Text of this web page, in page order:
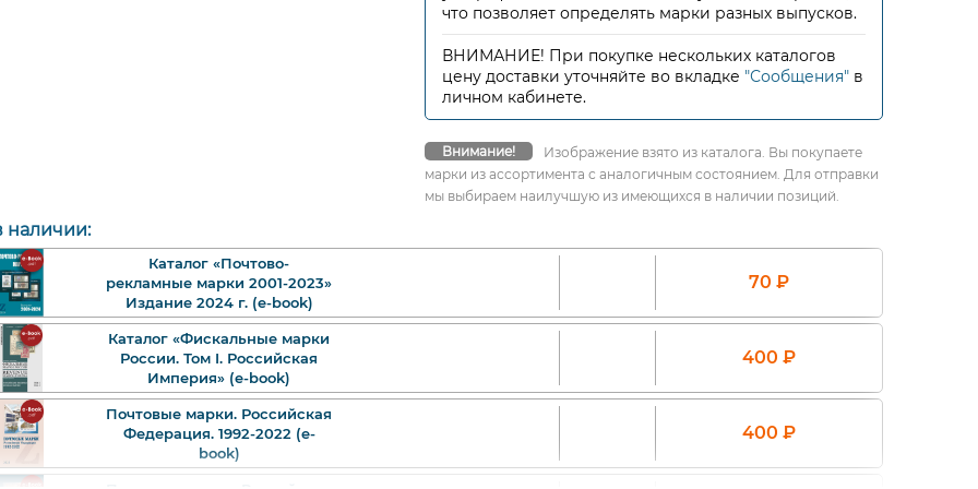
что позволяет определять марки разных выпусков.
ВНИМАНИЕ! При покупке нескольких каталогов
цену доставки уточняйте во вкладке "Сообщения" в
личном кабинете.
Внимание!
Изображение взято из каталога. Вы покупаете
марки из ассортимента с аналогичным состоянием. Для отправки
мы выбираем наилучшую из имеющихся в наличии позиций.
наличии:
Каталог «Почтово-
рекламные марки 2001-2023»
Издание 2024 г. (e-book)
70 ₽
​Каталог «Фискальные марки
России. Том I. Российская
Империя» (e-book)
400 ₽
Почтовые марки. Российская
Федерация. 1992-2022 (e-
book)
400 ₽